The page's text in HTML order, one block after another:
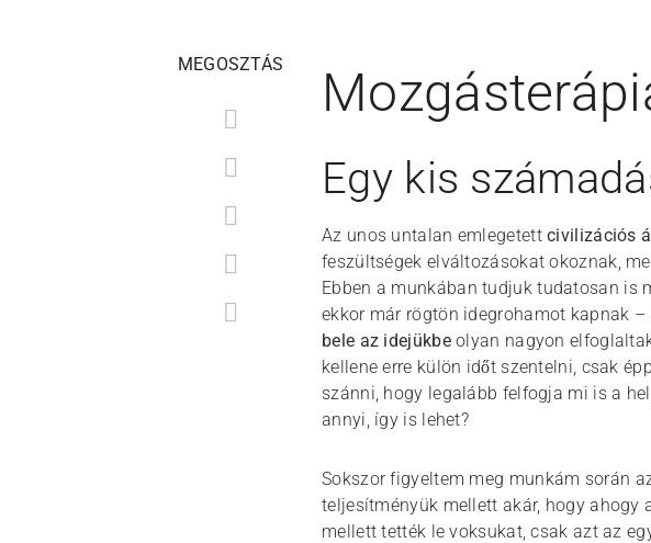
MEGOSZTÁS
Egy kis
Az unos untalan emlegetettcivilizációs
feszültségek elváltozásokat okoznak,
Ebben a munkában tudjuk tudatosan is
ekkor már rögtön idegrohamot kapnak
bele az idejükbeolyan nagyon
kellene erre külön időt szentelni, csak
szánni, hogy legalább felfogja mi is a
annyi, így is lehet?
Sokszor figyeltem meg munkám során
teljesítményük mellett akár, hogy ahogy
mellett tették le voksukat, csak azt az